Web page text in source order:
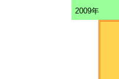
2009年